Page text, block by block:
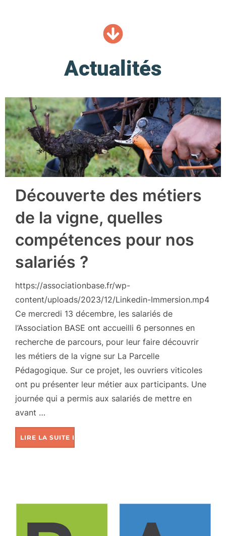
Actualités
Découverte des métiers
de la vigne, quelles
compétences pour nos
salariés ?
https://associationbase.fr/wp-
content/uploads/2023/12/Linkedin-Immersion.mp4
Ce mercredi 13 décembre, les salariés de
l’Association BASE ont accueilli 6 personnes en
recherche de parcours, pour leur faire découvrir
les métiers de la vigne sur La Parcelle
Pédagogique. Sur ce projet, les ouvriers viticoles
ont pu présenter leur métier aux participants. Une
journée qui a permis aux salariés de mettre en
avant …
LIRE LA SUITE DE